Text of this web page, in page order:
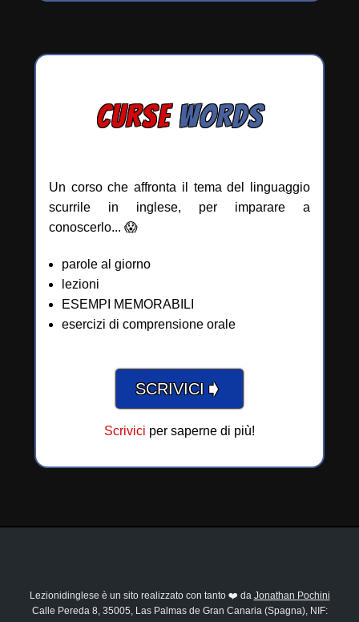
CURSE WORDS
Un corso che affronta il tema del linguaggio
scurrile in inglese, per imparare a
conoscerlo... 😱
parole al giorno
lezioni
ESEMPI MEMORABILI
esercizi di comprensione orale
SCRIVICI ➧
Scrivici per saperne di più!
Lezionidinglese è un sito realizzato con tanto ❤️ da Jonathan Pochini
Calle Pereda 8, 35005, Las Palmas de Gran Canaria (Spagna), NIF: